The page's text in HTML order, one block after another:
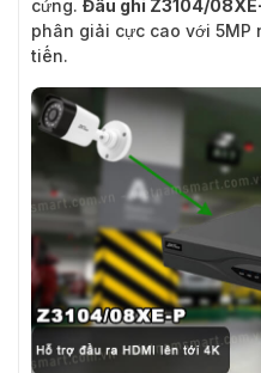
cứng. Đầu ghi Z3104/
phân giải cực cao với 5MP
tiến.